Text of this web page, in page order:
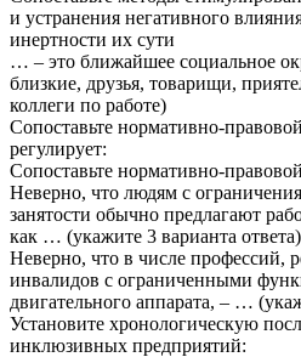
и устранения негативного
инертности их сути
… – это ближайшее социальное
близкие, друзья, товарищи,
коллеги по работе)
Сопоставьте нормативно-
регулирует:
Сопоставьте нормативно-
Неверно, что людям с
занятости обычно предлагают
как … (укажите 3 варианта ответа)
Неверно, что в числе профессий,
инвалидов с ограниченными
двигательного аппарата, – …
Установите хронологическую
инклюзивных предприятий: